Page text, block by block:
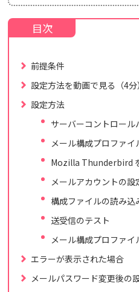
前提条件
設定方法を動画で見る（4分
設定方法
サーバーコントロール
メール構成プロファイ
Mozilla Thunderbird
メールアカウントの設
構成ファイルの読み込
送受信のテスト
メール構成プロファイ
エラーが表示された場合
メールパスワード変更後の